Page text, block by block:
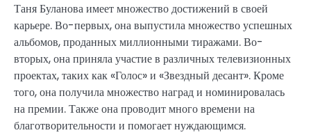
Таня Буланова имеет множество достижений в своей
карьере. Во-первых, она выпустила множество успешных
альбомов, проданных миллионными тиражами. Во-
вторых, она приняла участие в различных телевизионных
проектах, таких как «Голос» и «Звездный десант». Кроме
того, она получила множество наград и номинировалась
на премии. Также она проводит много времени на
благотворительности и помогает нуждающимся.